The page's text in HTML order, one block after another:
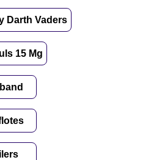
Darth Vaders
15 Mg